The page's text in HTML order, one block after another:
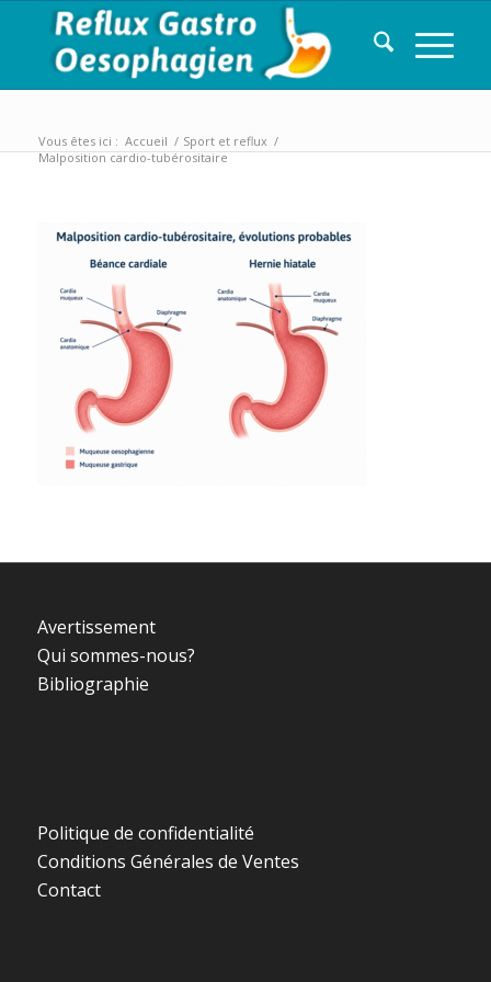
Vous êtes ici : Accueil / Sport et reflux /
Malposition cardio-tubérositaire
Avertissement
Qui sommes-nous?
Bibliographie
Politique de confidentialité
Conditions Générales de Ventes
Contact